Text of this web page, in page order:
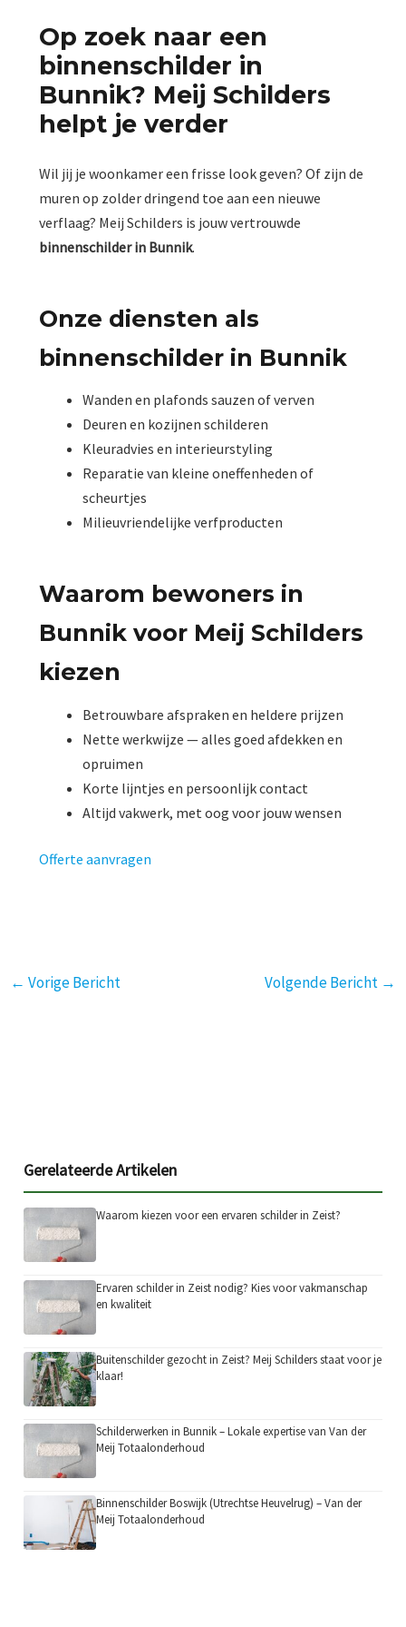
Op zoek naar een
binnenschilder in
Bunnik? Meij Schilders
helpt je verder
Wil jij je woonkamer een frisse look geven? Of zijn de
muren op zolder dringend toe aan een nieuwe
verflaag? Meij Schilders is jouw vertrouwde
binnenschilder in Bunnik.
Onze diensten als
binnenschilder in Bunnik
Wanden en plafonds sauzen of verven
Deuren en kozijnen schilderen
Kleuradvies en interieurstyling
Reparatie van kleine oneffenheden of
scheurtjes
Milieuvriendelijke verfproducten
Waarom bewoners in
Bunnik voor Meij Schilders
kiezen
Betrouwbare afspraken en heldere prijzen
Nette werkwijze — alles goed afdekken en
opruimen
Korte lijntjes en persoonlijk contact
Altijd vakwerk, met oog voor jouw wensen
Offerte aanvragen
← Vorige Bericht Volgende Bericht →
Gerelateerde Artikelen
Waarom kiezen voor een ervaren schilder in Zeist?
Ervaren schilder in Zeist nodig? Kies voor vakmanschap
en kwaliteit
Buitenschilder gezocht in Zeist? Meij Schilders staat voor je
klaar!
Schilderwerken in Bunnik – Lokale expertise van Van der
Meij Totaalonderhoud
Binnenschilder Boswijk (Utrechtse Heuvelrug) – Van der
Meij Totaalonderhoud